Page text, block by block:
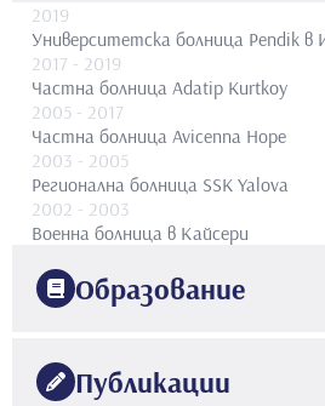
2019
Университетска болница Pendik в
2017 - 2019
Частна болница Adatip Kurtkoy
2005 - 2017
Частна болница Avicenna Hope
2003 - 2005
Регионална болница SSK Yalova
2002 - 2003
Военна болница в Кайсери
Образование
Истанбулски университет
ИстанбулПубликации